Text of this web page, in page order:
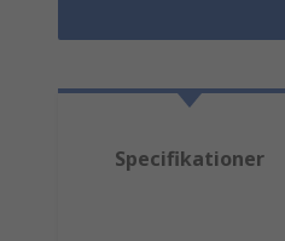
Specifikationer